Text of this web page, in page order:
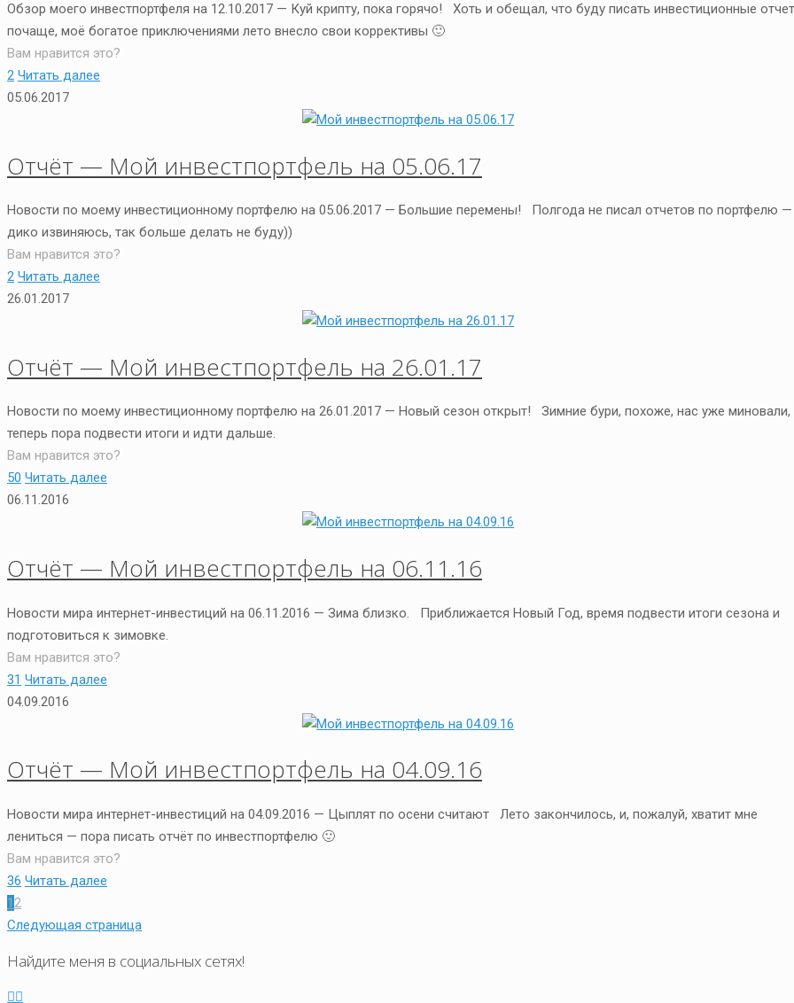
Обзор моего инвестпортфеля на 12.10.2017 — Куй крипту, пока горячо! Хоть и обещал, что буду писать инвестиционные
почаще, моё богатое приключениями лето внесло свои коррективы 🙂
Вам нравится это?
2 Читать далее
05.06.2017
Отчёт — Мой инвестпортфель на 05.06.17
Новости по моему инвестиционному портфелю на 05.06.2017 — Большие перемены! Полгода не писал отчетов по портфелю —
дико извиняюсь, так больше делать не буду))
Вам нравится это?
2 Читать далее
26.01.2017
Отчёт — Мой инвестпортфель на 26.01.17
Новости по моему инвестиционному портфелю на 26.01.2017 — Новый сезон открыт! Зимние бури, похоже, нас уже миновали,
теперь пора подвести итоги и идти дальше.
Вам нравится это?
50 Читать далее
06.11.2016
Отчёт — Мой инвестпортфель на 06.11.16
Новости мира интернет-инвестиций на 06.11.2016 — Зима близко. Приближается Новый Год, время подвести итоги сезона и
подготовиться к зимовке.
Вам нравится это?
31 Читать далее
04.09.2016
Отчёт — Мой инвестпортфель на 04.09.16
Новости мира интернет-инвестиций на 04.09.2016 — Цыплят по осени считают Лето закончилось, и, пожалуй, хватит мне
лениться — пора писать отчёт по инвестпортфелю 🙂
Вам нравится это?
36 Читать далее
1 2
Следующая страница
Найдите меня в социальных сетях!